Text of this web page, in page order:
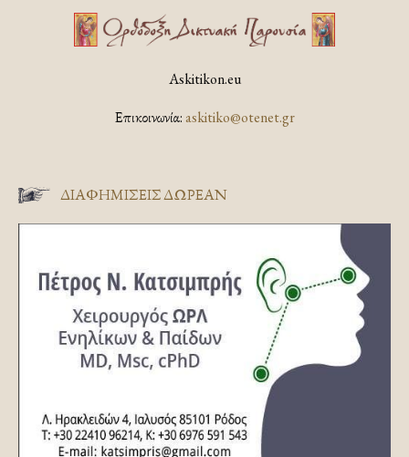
Askitikon.eu
Επικοινωνία:askitiko@otenet.gr
ΔΙΑΦΗΜΊΣΕΙΣ ΔΩΡΕΆΝ